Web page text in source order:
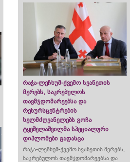
რაჭა-ლეჩხუმ-ქვემო სვანეთის
მერებს, საკრებულოს
თავმჯდომარეებსა და
რესურსცენტრების
ხელმძღვანელებს გოჩა
ტყეშელაშვილმა სპეციალური
დიპლომები გადასცა
რაჭა-ლეჩხუმ-ქვემო სვანეთის მერებს,
საკრებულოს თავმჯდომარეებსა და